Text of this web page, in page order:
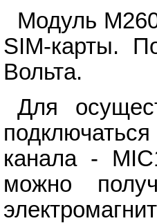
Модуль
SIM-карты.
Вольта.
Для
канала -
можно